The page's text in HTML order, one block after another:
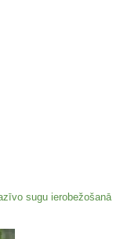
sugu ierobežošanā